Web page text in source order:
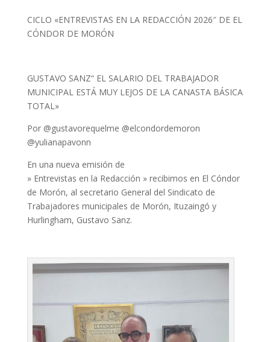
CICLO «ENTREVISTAS EN LA REDACCIÓN 2026″ DE EL
CÓNDOR DE MORÓN
GUSTAVO SANZ“ EL SALARIO DEL TRABAJADOR
MUNICIPAL ESTÁ MUY LEJOS DE LA CANASTA BÁSICA
TOTAL»
Por @gustavorequelme @elcondordemoron
@yulianapavonn
En una nueva emisión de
» Entrevistas en la Redacción » recibimos en El Cóndor
de Morón, al secretario General del Sindicato de
Trabajadores municipales de Morón, Ituzaingó y
Hurlingham, Gustavo Sanz.